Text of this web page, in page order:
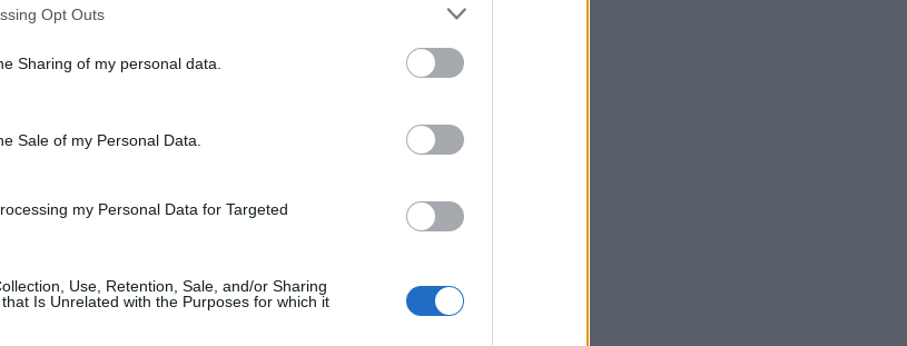
Opt Outs
Sharing of my personal data.
Sale of my Personal Data.
my Personal Data for Targeted
Use, Retention, Sale, and/or Sharing
Is Unrelated with the Purposes for which it
με αυτόν που
→
Θράκης, Κέντρο Φωτογραφίας,